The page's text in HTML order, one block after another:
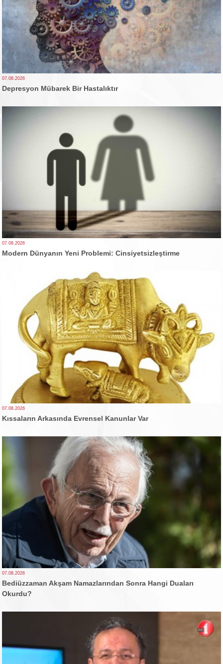
07.08.2026
Depresyon Mübarek Bir Hastalıktır
07.08.2026
Modern Dünyanın Yeni Problemi: Cinsiyetsizleştirme
07.08.2026
Kıssaların Arkasında Evrensel Kanunlar Var
07.08.2026
Bediüzzaman Akşam Namazlarından Sonra Hangi Duaları
Okurdu?